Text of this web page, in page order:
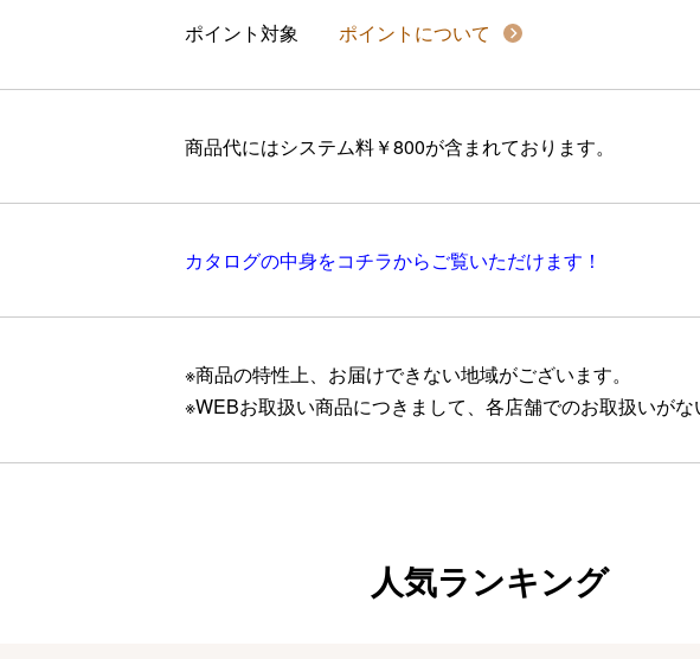
ポイント対象 ポイントについて
商品代にはシステム料￥800が含まれております。
カタログの中身をコチラからご覧いただけます！
※商品の特性上、お届けできない地域がございます。
※WEBお取扱い商品につきまして、各店舗でのお取扱いがな
人気ランキング